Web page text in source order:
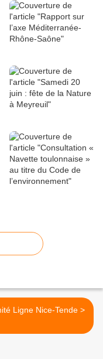
Comité Ligne Nice-Tende >